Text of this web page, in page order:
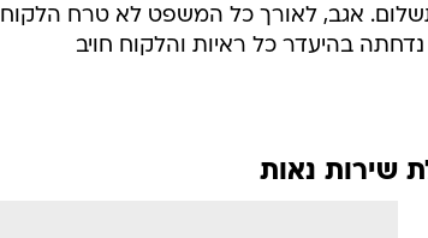
אגב, לאורך כל המשפט לא טרח הלקוח
בהיעדר כל ראיות והלקוח חויב
שירות נאות